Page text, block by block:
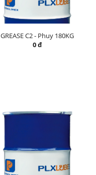
GREASE C2 - Phuy 180KG
0 đ